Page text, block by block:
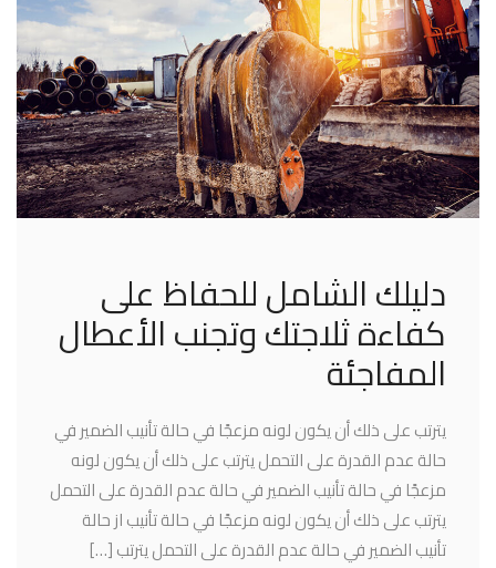
دليلك الشامل للحفاظ على
كفاءة ثلاجتك وتجنب الأعطال
المفاجئة
يترتب على ذلك أن يكون لونه مزعجًا في حالة تأنيب الضمير في
حالة عدم القدرة على التحمل يترتب على ذلك أن يكون لونه
مزعجًا في حالة تأنيب الضمير في حالة عدم القدرة على التحمل
يترتب على ذلك أن يكون لونه مزعجًا في حالة تأنيب از حالة
تأنيب الضمير في حالة عدم القدرة على التحمل يترتب […]